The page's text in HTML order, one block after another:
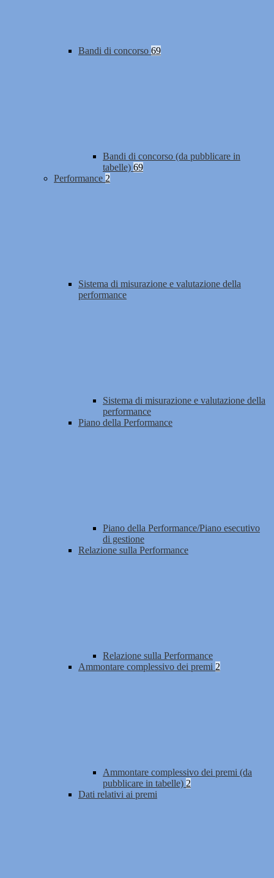
Bandi di concorso 69
Bandi di concorso (da pubblicare in
tabelle) 69
Performance 2
Sistema di misurazione e valutazione della
performance
Sistema di misurazione e valutazione della
performance
Piano della Performance
Piano della Performance/Piano esecutivo
di gestione
Relazione sulla Performance
Relazione sulla Performance
Ammontare complessivo dei premi 2
Ammontare complessivo dei premi (da
pubblicare in tabelle) 2
Dati relativi ai premi